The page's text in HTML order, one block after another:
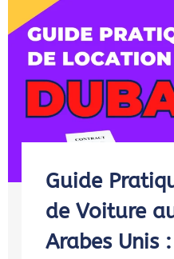
Guide
de Voiture
Arabes Unis